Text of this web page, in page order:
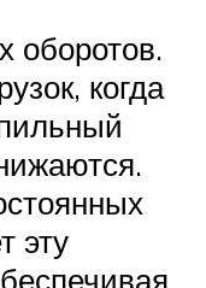
оборотов.
когда
эту